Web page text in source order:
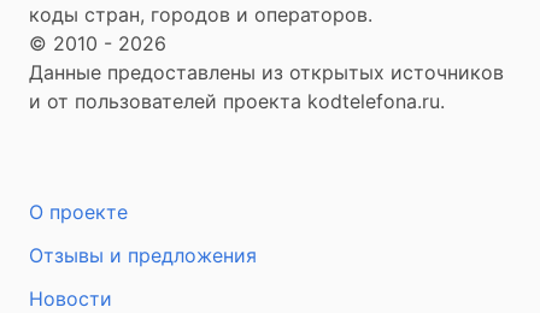
коды стран, городов и операторов.
© 2010 - 2026
Данные предоставлены из открытых источников
и от пользователей проекта kodtelefona.ru.
О проекте
Отзывы и предложения
Новости